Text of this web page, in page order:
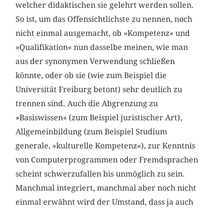
welcher didaktischen sie gelehrt werden sollen.
So ist, um das Offensichtlichste zu nennen, noch
nicht einmal ausgemacht, ob »Kompetenz« und
»Qualifikation« nun dasselbe meinen, wie man
aus der synonymen Verwendung schließen
könnte, oder ob sie (wie zum Beispiel die
Universität Freiburg betont) sehr deutlich zu
trennen sind. Auch die Abgrenzung zu
»Basiswissen« (zum Beispiel juristischer Art),
Allgemeinbildung (zum Beispiel Studium
generale, »kulturelle Kompetenz«), zur Kenntnis
von Computerprogrammen oder Fremdsprachen
scheint schwerzufallen bis unmöglich zu sein.
Manchmal integriert, manchmal aber noch nicht
einmal erwähnt wird der Umstand, dass ja auch